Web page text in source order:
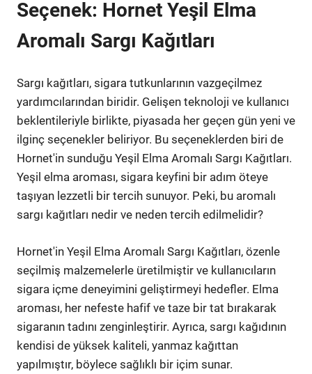
Seçenek: Hornet Yeşil Elma
Aromalı Sargı Kağıtları
Sargı kağıtları, sigara tutkunlarının vazgeçilmez
yardımcılarından biridir. Gelişen teknoloji ve kullanıcı
beklentileriyle birlikte, piyasada her geçen gün yeni ve
ilginç seçenekler beliriyor. Bu seçeneklerden biri de
Hornet'in sunduğu Yeşil Elma Aromalı Sargı Kağıtları.
Yeşil elma aroması, sigara keyfini bir adım öteye
taşıyan lezzetli bir tercih sunuyor. Peki, bu aromalı
sargı kağıtları nedir ve neden tercih edilmelidir?
Hornet'in Yeşil Elma Aromalı Sargı Kağıtları, özenle
seçilmiş malzemelerle üretilmiştir ve kullanıcıların
sigara içme deneyimini geliştirmeyi hedefler. Elma
aroması, her nefeste hafif ve taze bir tat bırakarak
sigaranın tadını zenginleştirir. Ayrıca, sargı kağıdının
kendisi de yüksek kaliteli, yanmaz kağıttan
yapılmıştır, böylece sağlıklı bir içim sunar.